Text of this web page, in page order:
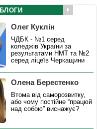
БЛОГИ
Олег Куклін
ЧДБК - №1 серед
коледжів України за
результатами НМТ та №2
серед ліцеїв Черкащини
Олена Берестенко
Втома від саморозвитку,
або чому постійне “працюй
над собою” виснажує?